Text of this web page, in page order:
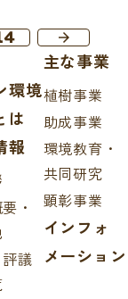
arrow_forward
環境
は
報
・
議
主な事業
植樹事業
助成事業
環境教育・
共同研究
顕彰事業
インフォ
メーション